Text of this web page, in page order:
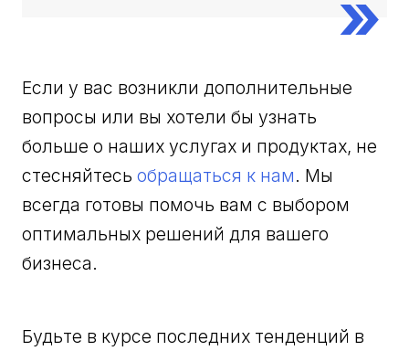
Если у вас возникли дополнительные
вопросы или вы хотели бы узнать
больше о наших услугах и продуктах, не
стесняйтесьобращаться к нам. Мы
всегда готовы помочь вам с выбором
оптимальных решений для вашего
бизнеса.
Будьте в курсе последних тенденций в